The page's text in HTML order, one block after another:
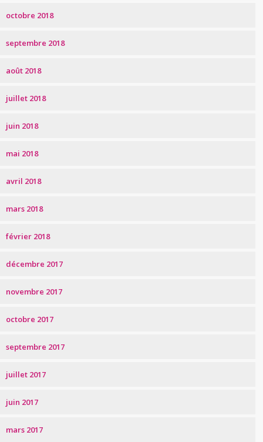
octobre 2018
septembre 2018
août 2018
juillet 2018
juin 2018
mai 2018
avril 2018
mars 2018
février 2018
décembre 2017
novembre 2017
octobre 2017
septembre 2017
juillet 2017
juin 2017
mars 2017